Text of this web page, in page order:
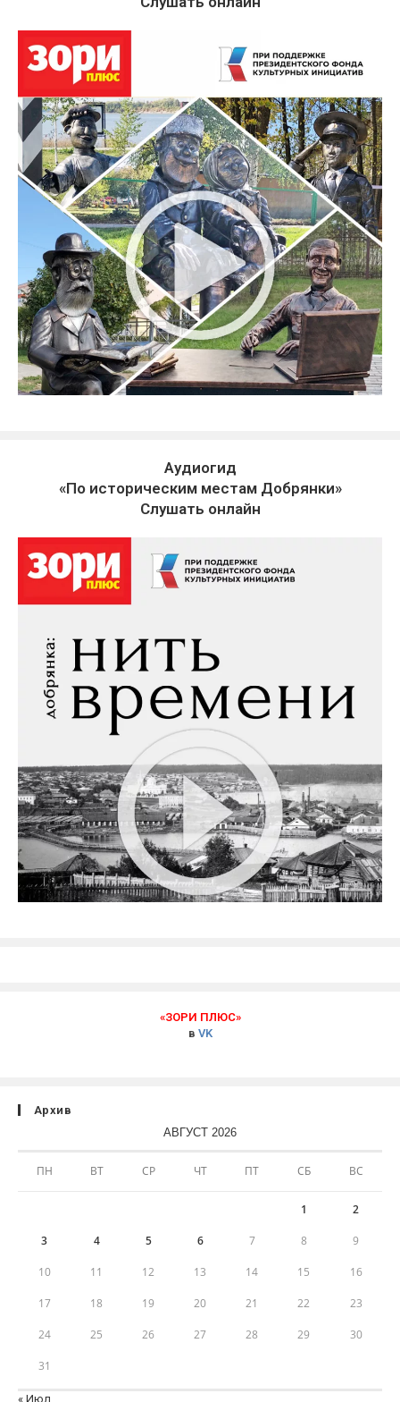
Аудиогид
«По историческим местам Добрянки»
Слушать онлайн
«ЗОРИ ПЛЮС»
в VK
Архив
АВГУСТ 2026
ПН ВТ СР ЧТ ПТ СБ ВС
1 2
3 4 5 6 7 8 9
10 11 12 13 14 15 16
17 18 19 20 21 22 23
24 25 26 27 28 29 30
31
« Июл